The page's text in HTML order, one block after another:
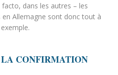
dans les autres – les
Allemagne sont donc tout à
CONFIRMATION